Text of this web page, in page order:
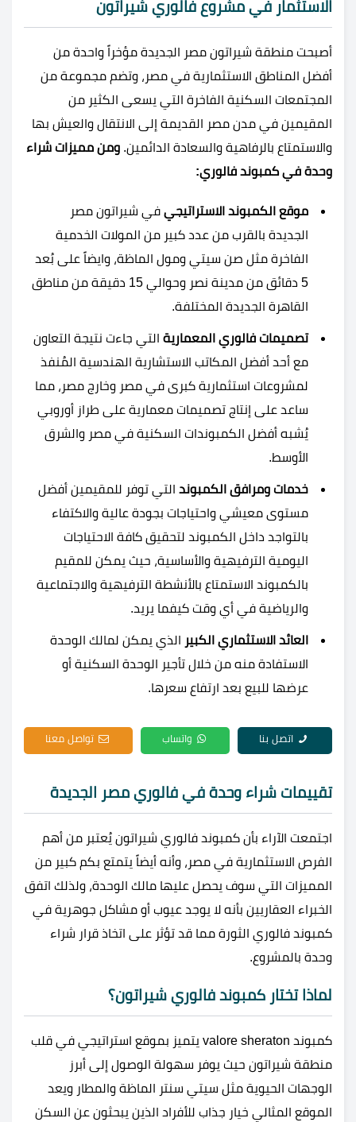
الاستثمار في مشروع فالوري شيراتون
أصبحت منطقة شيراتون مصر الجديدة مؤخراً واحدة من
أفضل المناطق الاستثمارية في مصر، وتضم مجموعة من
المجتمعات السكنية الفاخرة التي يسعى الكثير من
المقيمين في مدن مصر القديمة إلى الانتقال والعيش بها
والاستمتاع بالرفاهية والسعادة الدائمين. ومن مميزات شراء
وحدة في كمبوند فالوري:
موقع الكمبوند الاستراتيجي في شيراتون مصر
الجديدة بالقرب من عدد كبير من المولات الخدمية
الفاخرة مثل صن سيتي ومول الماظة، وايضاً على بُعد
5 دقائق من مدينة نصر وحوالي 15 دقيقة من مناطق
القاهرة الجديدة المختلفة.
تصميمات فالوري المعمارية التي جاءت نتيجة التعاون
مع أحد أفضل المكاتب الاستشارية الهندسية المُنفذ
لمشروعات استثمارية كبرى في مصر وخارج مصر، مما
ساعد على إنتاج تصميمات معمارية على طراز أوروبي
يُشبه أفضل الكمبوندات السكنية في مصر والشرق
الأوسط.
خدمات ومرافق الكمبوند التي توفر للمقيمين أفضل
مستوى معيشي واحتياجات بجودة عالية والاكتفاء
بالتواجد داخل الكمبوند لتحقيق كافة الاحتياجات
اليومية الترفيهية والأساسية، حيث يمكن للمقيم
بالكمبوند الاستمتاع بالأنشطة الترفيهية والاجتماعية
والرياضية في أي وقت كيفما يريد.
العائد الاستثماري الكبير الذي يمكن لمالك الوحدة
الاستفادة منه من خلال تأجير الوحدة السكنية أو
عرضها للبيع بعد ارتفاع سعرها.
اتصل بنا واتساب تواصل معنا
تقييمات شراء وحدة في فالوري مصر الجديدة
اجتمعت الآراء بأن كمبوند فالوري شيراتون يُعتبر من أهم
الفرص الاستثمارية في مصر، وأنه أيضاً يتمتع بكم كبير من
المميزات التي سوف يحصل عليها مالك الوحدة، ولذلك اتفق
الخبراء العقاريين بأنه لا يوجد عيوب أو مشاكل جوهرية في
كمبوند فالوري الثورة مما قد تؤثر على اتخاذ قرار شراء
وحدة بالمشروع.
لماذا تختار كمبوند فالوري شيراتون؟
كمبوند valore sheraton يتميز بموقع استراتيجي في قلب
منطقة شيراتون حيث يوفر سهولة الوصول إلى أبرز
الوجهات الحيوية مثل سيتي سنتر الماظة والمطار ويعد
الموقع المثالي خيار جذاب للأفراد الذين يبحثون عن السكن